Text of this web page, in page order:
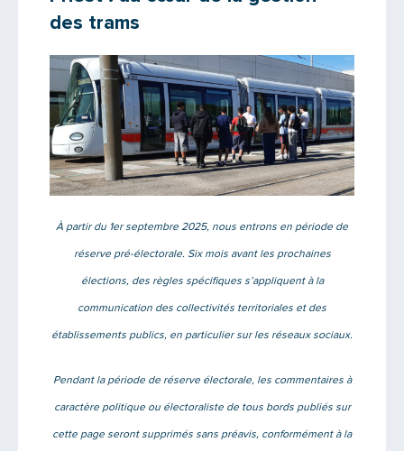
des trams
À partir du 1er septembre 2025, nous entrons en période de
réserve pré-électorale. Six mois avant les prochaines
élections, des règles spécifiques s’appliquent à la
communication des collectivités territoriales et des
établissements publics, en particulier sur les réseaux sociaux.
Pendant la période de réserve électorale, les commentaires à
caractère politique ou électoraliste de tous bords publiés sur
cette page seront supprimés sans préavis, conformément à la